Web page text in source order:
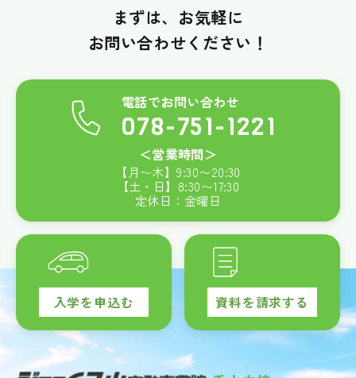
まずは、お気軽に
お問い合わせください！
電話でお問い合わせ
078-751-1221
＜営業時間＞
【月〜木】9:30〜20:30
【土・日】 8:30〜17:30
定休日：金曜日
入学を申込む 資料を請求する